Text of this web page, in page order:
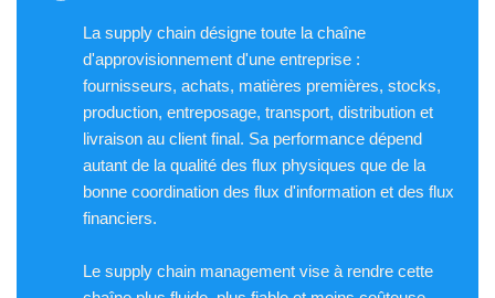
La supply chain désigne toute la chaîne
d'approvisionnement d'une entreprise :
fournisseurs, achats, matières premières, stocks,
production, entreposage, transport, distribution et
livraison au client final. Sa performance dépend
autant de la qualité des flux physiques que de la
bonne coordination des flux d'information et des flux
financiers.
Le supply chain management vise à rendre cette